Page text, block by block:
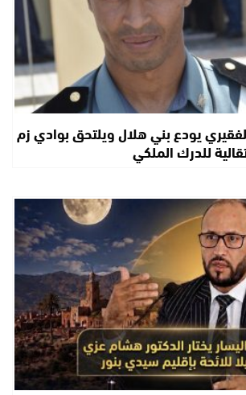
يودع بني هلال ويلتحق بوادي زم
للدرك الملكي